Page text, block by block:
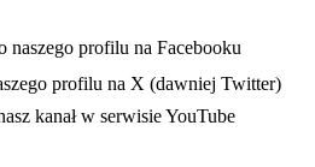
się w nowej karcie
naszego profilu na Facebooku
profilu na X (dawniej Twitter)
się w nowej karcie
kanał w serwisie YouTube